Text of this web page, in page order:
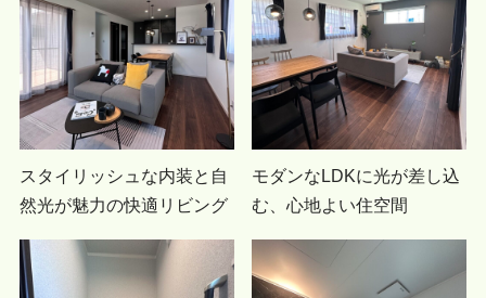
スタイリッシュな内装と自
然光が魅力の快適リビング
モダンなLDKに光が差し込
む、心地よい住空間